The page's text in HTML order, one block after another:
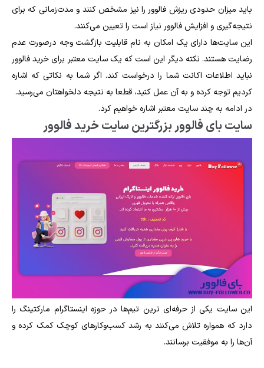
باید میزان حدودی ریزش فالوور را نیز مشخص کنند و مدت‌زمانی که برای
نتیجه‌گیری و افزایش فالوور نیاز است را تعیین می‌کنند.
این سایت‌ها دارای یک امکان به نام قابلیت بازگشت وجه در‌صورت عدم
رضایت هستند. نکته دیگر این است که یک سایت معتبر برای خرید فالوور
نباید اطلاعات اکانت شما را درخواست کند. اگر شما به نکاتی که اشاره
کردیم توجه کرده و به آن عمل کنید، قطعا به نتیجه دلخواهتان می‌رسید.
در ادامه به چند سایت معتبر اشاره خواهیم کرد.
سایت بای فالوور بزرگترین سایت خرید فالوور
این سایت یکی از حرفه‌ای ترین تیم‌ها در حوزه اینستاگرام مارکتینگ را
دارد که همواره تلاش می‌کنند به رشد کسب‌وکارهای کوچک کمک کرده و
آن‌ها را به موفقیت برسانند.